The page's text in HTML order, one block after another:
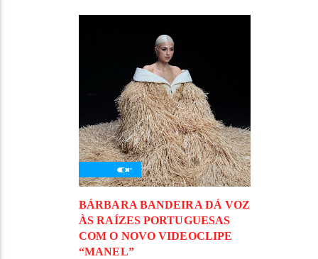
BÁRBARA BANDEIRA DÁ VOZ
ÀS RAÍZES PORTUGUESAS
COM O NOVO VIDEOCLIPE
“MANEL”